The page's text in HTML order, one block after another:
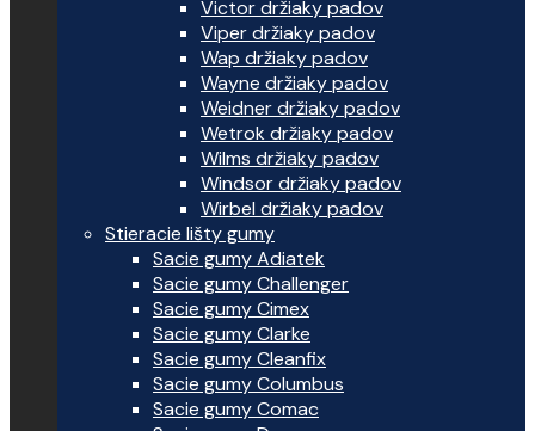
Victor držiaky padov
Viper držiaky padov
Wap držiaky padov
Wayne držiaky padov
Weidner držiaky padov
Wetrok držiaky padov
Wilms držiaky padov
Windsor držiaky padov
Wirbel držiaky padov
Stieracie lišty gumy
Sacie gumy Adiatek
Sacie gumy Challenger
Sacie gumy Cimex
Sacie gumy Clarke
Sacie gumy Cleanfix
Sacie gumy Columbus
Sacie gumy Comac